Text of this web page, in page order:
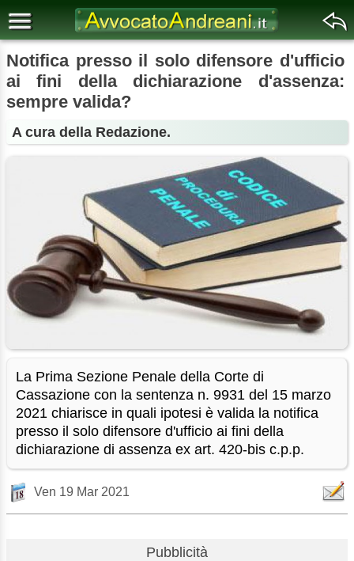
Notifica presso il solo difensore d'ufficio
ai fini della dichiarazione d'assenza:
sempre valida?
A cura della Redazione.
La Prima Sezione Penale della Corte di
Cassazione con la sentenza n. 9931 del 15 marzo
2021 chiarisce in quali ipotesi è valida la notifica
presso il solo difensore d'ufficio ai fini della
dichiarazione di assenza ex art. 420-bis c.p.p.
Ven 19 Mar 2021
Pubblicità